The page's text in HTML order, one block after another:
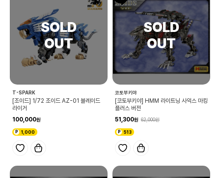
T-SPARK
[조이드] 1/72 조이드 AZ-01 블레이드
라이거
100,000
1,000
코토부키야
[코토부키야] HMM 라이트닝 사익스 마킹
플러스 버전
51,300
62,000
513